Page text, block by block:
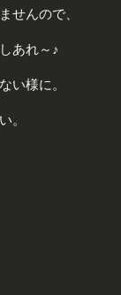
せんので、
あれ～♪
い様に。
。